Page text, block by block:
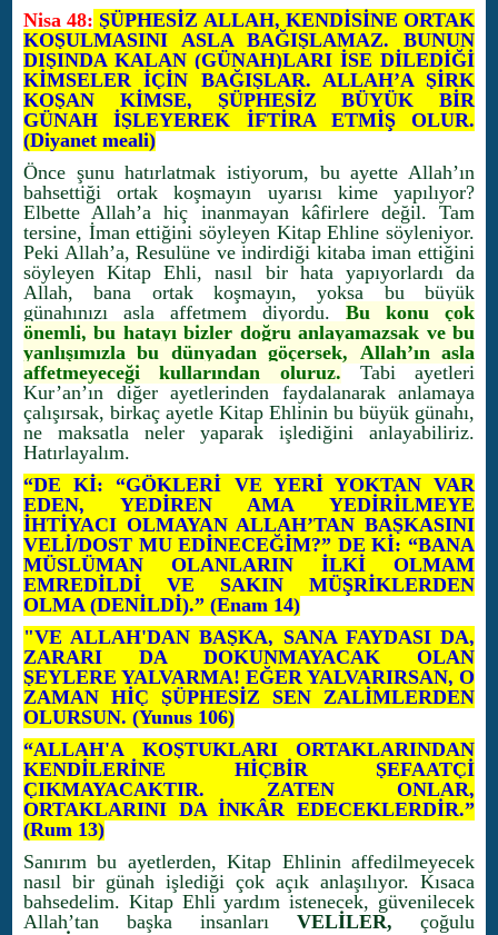
Nisa 48: ŞÜPHESİZ ALLAH, KENDİSİNE ORTAK
KOŞULMASINI ASLA BAĞIŞLAMAZ. BUNUN
DIŞINDA KALAN (GÜNAH)LARI İSE DİLEDİĞİ
KİMSELER İÇİN BAĞIŞLAR. ALLAH’A ŞİRK
KOŞAN KİMSE, ŞÜPHESİZ BÜYÜK BİR
GÜNAH İŞLEYEREK İFTİRA ETMİŞ OLUR.
(Diyanet meali)
Önce şunu hatırlatmak istiyorum, bu ayette Allah’ın
bahsettiği ortak koşmayın uyarısı kime yapılıyor?
Elbette Allah’a hiç inanmayan kâfirlere değil. Tam
tersine, İman ettiğini söyleyen Kitap Ehline söyleniyor.
Peki Allah’a, Resulüne ve indirdiği kitaba iman ettiğini
söyleyen Kitap Ehli, nasıl bir hata yapıyorlardı da
Allah, bana ortak koşmayın, yoksa bu büyük
günahınızı asla affetmem diyordu. Bu konu çok
önemli, bu hatayı bizler doğru anlayamazsak ve bu
yanlışımızla bu dünyadan göçersek, Allah’ın asla
affetmeyeceği kullarından oluruz. Tabi ayetleri
Kur’an’ın diğer ayetlerinden faydalanarak anlamaya
çalışırsak, birkaç ayetle Kitap Ehlinin bu büyük günahı,
ne maksatla neler yaparak işlediğini anlayabiliriz.
Hatırlayalım.
“DE Kİ: “GÖKLERİ VE YERİ YOKTAN VAR
EDEN, YEDİREN AMA YEDİRİLMEYE
İHTİYACI OLMAYAN ALLAH’TAN BAŞKASINI
VELİ/DOST MU EDİNECEĞİM?” DE Kİ: “BANA
MÜSLÜMAN OLANLARIN İLKİ OLMAM
EMREDİLDİ VE SAKIN MÜŞRİKLERDEN
OLMA (DENİLDİ).” (Enam 14)
"VE ALLAH'DAN BAŞKA, SANA FAYDASI DA,
ZARARI DA DOKUNMAYACAK OLAN
ŞEYLERE YALVARMA! EĞER YALVARIRSAN, O
ZAMAN HİÇ ŞÜPHESİZ SEN ZALİMLERDEN
OLURSUN. (Yunus 106)
“ALLAH'A KOŞTUKLARI ORTAKLARINDAN
KENDİLERİNE HİÇBİR ŞEFAATÇİ
ÇIKMAYACAKTIR. ZATEN ONLAR,
ORTAKLARINI DA İNKÂR EDECEKLERDİR.”
(Rum 13)
Sanırım bu ayetlerden, Kitap Ehlinin affedilmeyecek
nasıl bir günah işlediği çok açık anlaşılıyor. Kısaca
bahsedelim. Kitap Ehli yardım istenecek, güvenilecek
Allah’tan başka insanları VELİLER, çoğulu